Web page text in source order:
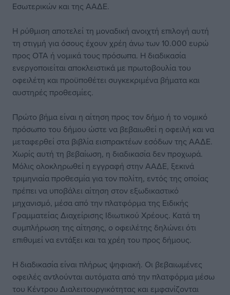
Εσωτερικών και της ΑΑΔΕ.
Η ρύθμιση αποτελεί τη μοναδική ανοιχτή επιλογή αυτή
τη στιγμή για όσους έχουν χρέη άνω των 10.000 ευρώ
προς ΟΤΑ ή νομικά τους πρόσωπα. Η διαδικασία
ενεργοποιείται αποκλειστικά με πρωτοβουλία του
οφειλέτη και προϋποθέτει συγκεκριμένα βήματα και
αυστηρές προθεσμίες.
Πρώτο βήμα είναι η αίτηση προς τον δήμο ή το νομικό
πρόσωπο του δήμου ώστε να βεβαιωθεί η οφειλή και να
μεταφερθεί στα βιβλία εισπρακτέων εσόδων της ΑΑΔΕ.
Χωρίς αυτή τη βεβαίωση, η διαδικασία δεν προχωρά.
Μόλις ολοκληρωθεί η εγγραφή στην ΑΑΔΕ, ξεκινά
τριμηνιαία προθεσμία για τον πολίτη, εντός της οποίας
πρέπει να υποβάλει αίτηση στον εξωδικαστικό
μηχανισμό, μέσα από την πλατφόρμα της Ειδικής
Γραμματείας Διαχείρισης Ιδιωτικού Χρέους. Κατά τη
συμπλήρωση της αίτησης, ο οφειλέτης δηλώνει ότι
επιθυμεί να εντάξει και τα χρέη του προς δήμους.
Η διαδικασία είναι πλήρως ψηφιακή. Οι βεβαιωμένες
οφειλές αντλούνται αυτόματα από την πλατφόρμα μέσω
του Κέντρου Διαλειτουργικότητας και εμφανίζονται